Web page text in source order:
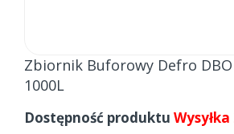
Skip
to
beginning
Zbiornik Buforowy Defro DBO
1000L
Dostępność produktu Wysyłka